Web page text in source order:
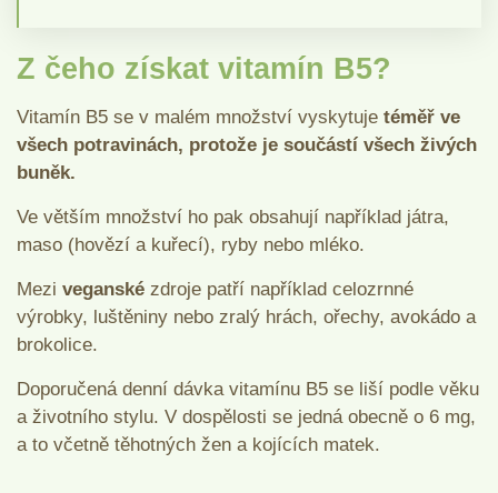
Z čeho získat vitamín B5?
Vitamín B5 se v malém množství vyskytuje téměř ve
všech potravinách, protože je součástí všech živých
buněk.
Ve větším množství ho pak obsahují například játra,
maso (hovězí a kuřecí), ryby nebo mléko.
Mezi veganské zdroje patří například celozrnné
výrobky, luštěniny nebo zralý hrách, ořechy, avokádo a
brokolice.
Doporučená denní dávka vitamínu B5 se liší podle věku
a životního stylu. V dospělosti se jedná obecně o 6 mg,
a to včetně těhotných žen a kojících matek.